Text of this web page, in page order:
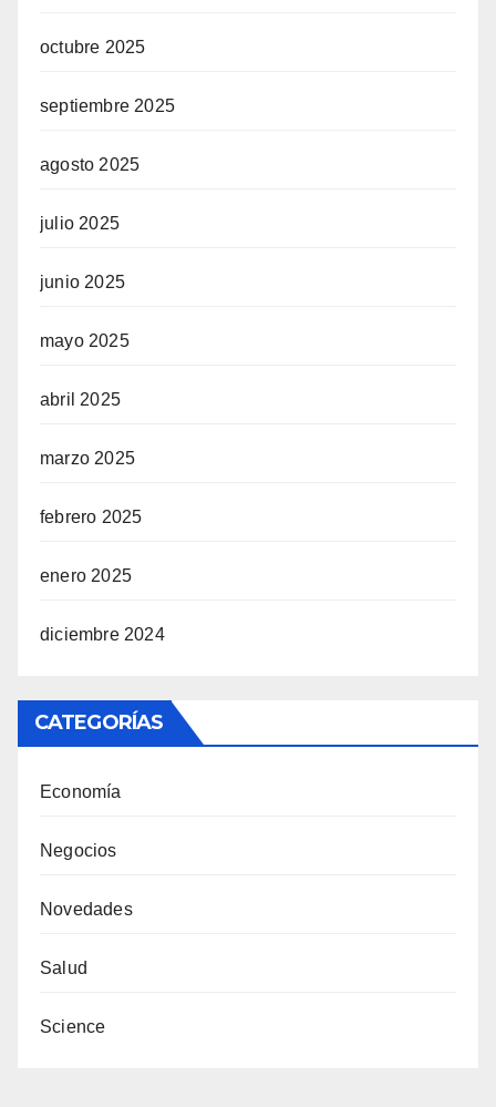
octubre 2025
septiembre 2025
agosto 2025
julio 2025
junio 2025
mayo 2025
abril 2025
marzo 2025
febrero 2025
enero 2025
diciembre 2024
CATEGORÍAS
Economía
Negocios
Novedades
Salud
Science